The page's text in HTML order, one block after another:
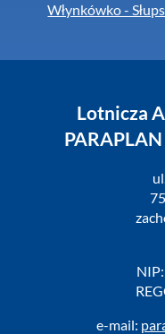
Włynkówko -
Lotnicza
NIP:
e-mail: